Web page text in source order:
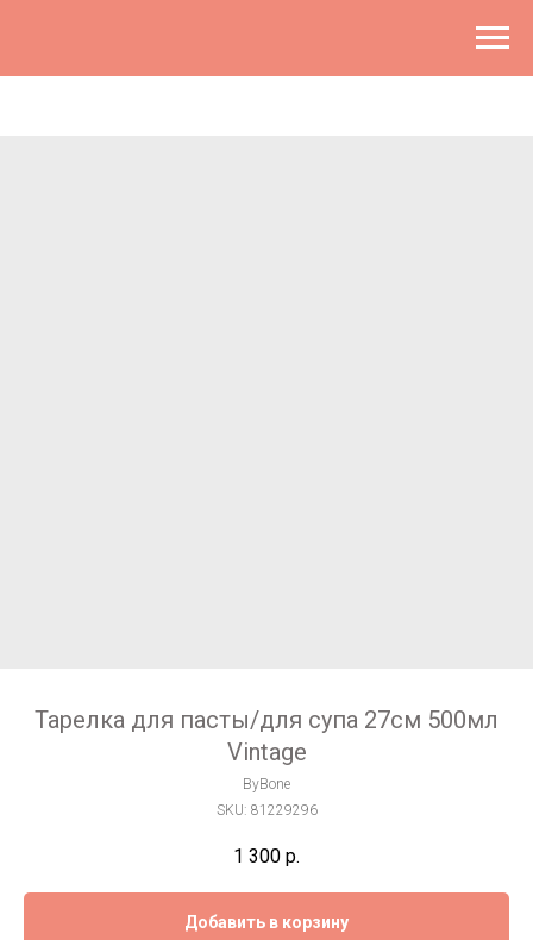
Тарелка для пасты/для супа 27см 500мл
Vintage
ByBone
SKU: 81229296
1 300 р.
Добавить в корзину